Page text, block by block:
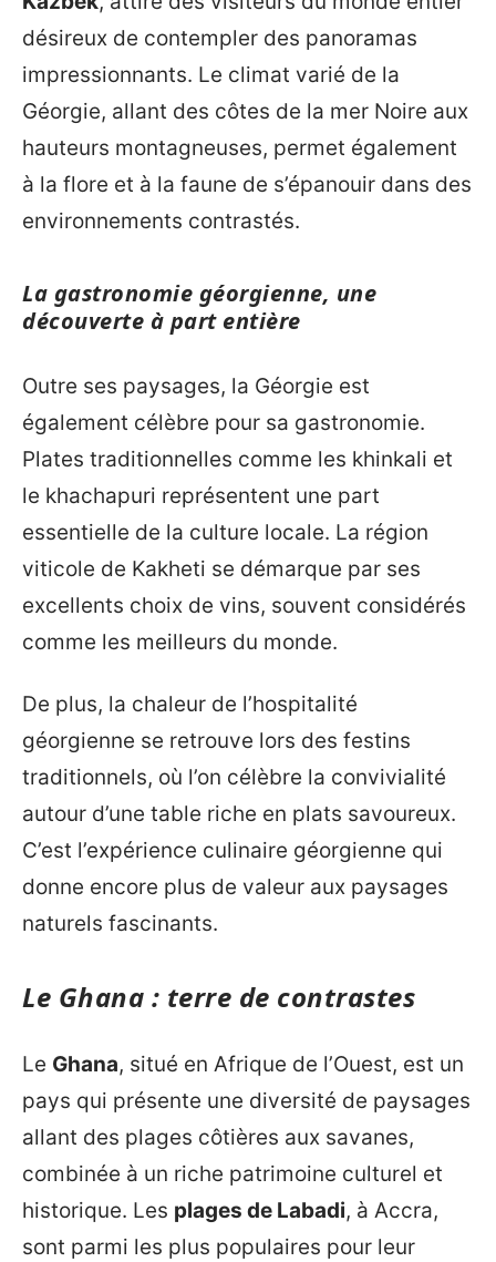
désireux de contempler des panoramas
impressionnants. Le climat varié de la
Géorgie, allant des côtes de la mer Noire aux
hauteurs montagneuses, permet également
à la flore et à la faune de s’épanouir dans des
environnements contrastés.
La gastronomie géorgienne, une
découverte à part entière
Outre ses paysages, la Géorgie est
également célèbre pour sa gastronomie.
Plates traditionnelles comme les khinkali et
le khachapuri représentent une part
essentielle de la culture locale. La région
viticole de Kakheti se démarque par ses
excellents choix de vins, souvent considérés
comme les meilleurs du monde.
De plus, la chaleur de l’hospitalité
géorgienne se retrouve lors des festins
traditionnels, où l’on célèbre la convivialité
autour d’une table riche en plats savoureux.
C’est l’expérience culinaire géorgienne qui
donne encore plus de valeur aux paysages
naturels fascinants.
Le Ghana : terre de contrastes
Le Ghana, situé en Afrique de l’Ouest, est un
pays qui présente une diversité de paysages
allant des plages côtières aux savanes,
combinée à un riche patrimoine culturel et
historique. Les plages de Labadi, à Accra,
sont parmi les plus populaires pour leur